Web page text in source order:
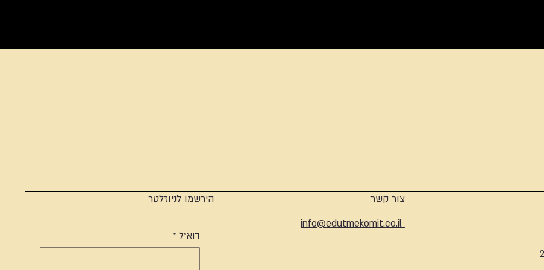
צור קשר
info@edutmekomit.co.il
הירשמו לניוזלטר
דוא"ל *